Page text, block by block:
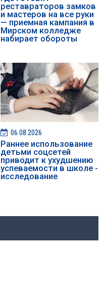
реставраторов замков
и мастеров на все руки
— приемная кампания в
Мирском колледже
набирает обороты
06.08.2026
Раннее использование
детьми соцсетей
приводит к ухудшению
успеваемости в школе -
исследование